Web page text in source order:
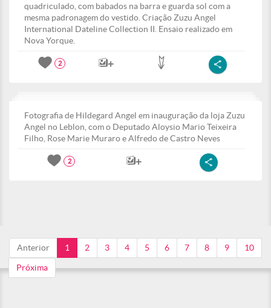
quadriculado, com babados na barra e guarda sol com a
mesma padronagem do vestido. Criação Zuzu Angel
International Dateline Collection II. Ensaio realizado em
Nova Yorque.
2
Fotografia de Hildegard Angel em inauguração da loja Zuzu
Angel no Leblon, com o Deputado Aloysio Mario Teixeira
Filho, Rose Marie Muraro e Alfredo de Castro Neves
2
Anterior 1 2 3 4 5 6 7 8 9 10
Próxima